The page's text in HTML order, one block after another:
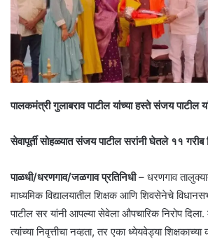
पालकमंत्री गुलाबराव पाटील यांच्या हस्ते संजय पाटील
सेवापूर्ती सोहळ्यात संजय पाटील सरांनी घेतले ११ गरीब
पाळधी/धरणगाव/जळगाव प्रतिनिधी– धरणगाव
माध्यमिक विद्यालयातील शिक्षक आणि शिवसेनेचे
पाटील सर यांनी आपल्या सेवेला औपचारिक निरोप
त्यांच्या निवृत्तीचा नव्हता, तर एका ध्येयवेड्या शिक्षकाच्या